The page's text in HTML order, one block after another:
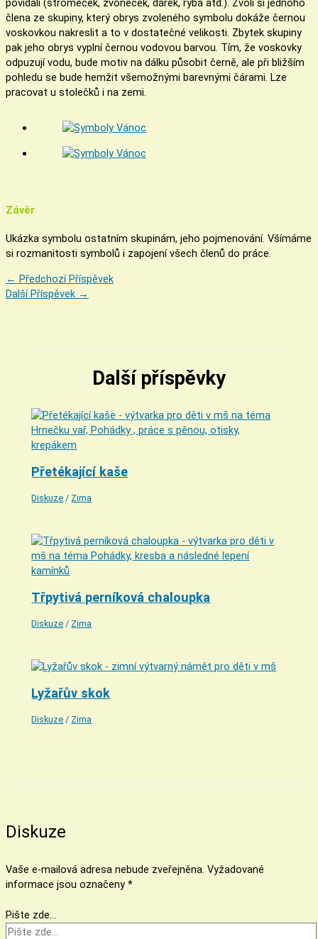
povídali (stromeček, zvoneček, dárek, ryba atd.). Zvolí si jednoho
člena ze skupiny, který obrys zvoleného symbolu dokáže černou
voskovkou nakreslit a to v dostatečné velikosti. Zbytek skupiny
pak jeho obrys vyplní černou vodovou barvou. Tím, že voskovky
odpuzují vodu, bude motiv na dálku působit černě, ale při bližším
pohledu se bude hemžit všemožnými barevnými čárami. Lze
pracovat u stolečků i na zemi.
Závěr
Ukázka symbolu ostatním skupinám, jeho pojmenování. Všímáme
si rozmanitosti symbolů i zapojení všech členů do práce.
← Předchozí Příspěvek
Další Příspěvek →
Další příspěvky
Přetékající kaše
Diskuze / Zima
Třpytivá perníková chaloupka
Diskuze / Zima
Lyžařův skok
Diskuze / Zima
Diskuze
Vaše e-mailová adresa nebude zveřejněna. Vyžadované
informace jsou označeny *
Pište zde…